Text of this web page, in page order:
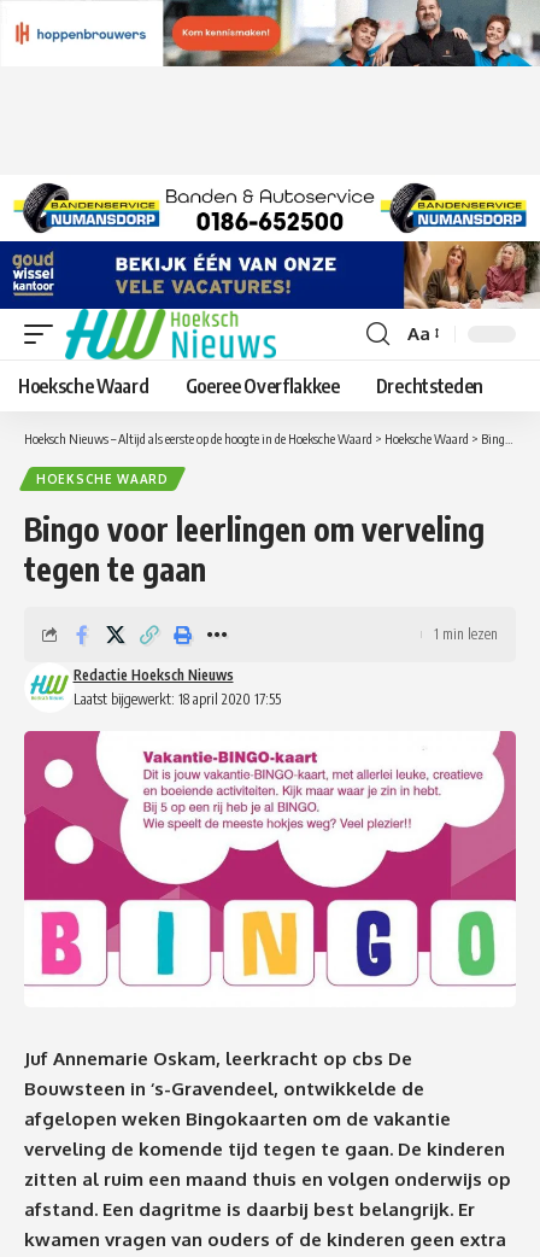
Lettergrootte
aanpassen
Aa
Hoeksche Waard Goeree Overflakkee Drechtsteden
Hoeksch Nieuws – Altijd als eerste op de hoogte in de Hoeksche Waard > Hoeksche Waard > Bingo voor leerlingen om verveling tegen te gaan
HOEKSCHE WAARD
Bingo voor leerlingen om verveling
tegen te gaan
Laatst bijgewerkt: 18 april 2020 17:55
Redactie Hoeksch Nieuws
1 min lezen
Juf Annemarie Oskam, leerkracht op cbs De
Bouwsteen in ‘s-Gravendeel, ontwikkelde de
afgelopen weken Bingokaarten om de vakantie
verveling de komende tijd tegen te gaan. De kinderen
zitten al ruim een maand thuis en volgen onderwijs op
afstand. Een dagritme is daarbij best belangrijk. Er
kwamen vragen van ouders of de kinderen geen extra